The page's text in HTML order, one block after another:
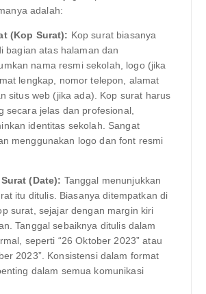
adalah:
(Kop Surat): Kop surat biasanya
bagian atas halaman dan
nama resmi sekolah, logo (jika
lengkap, nomor telepon, alamat
situs web (jika ada). Kop surat harus
secara jelas dan profesional,
identitas sekolah. Sangat
menggunakan logo dan font resmi
(Date): Tanggal menunjukkan
itu ditulis. Biasanya ditempatkan di
surat, sejajar dengan margin kiri
Tanggal sebaiknya ditulis dalam
seperti “26 Oktober 2023” atau
2023”. Konsistensi dalam format
dalam semua komunikasi